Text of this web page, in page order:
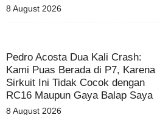
8 August 2026
Pedro Acosta Dua Kali Crash:
Kami Puas Berada di P7, Karena
Sirkuit Ini Tidak Cocok dengan
RC16 Maupun Gaya Balap Saya
8 August 2026